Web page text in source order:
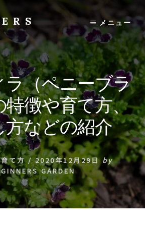
メニュー
（ペニーブラ
特徴や育て方、
方などの紹介
て方/ 2020年12月29日 by
GARDEN